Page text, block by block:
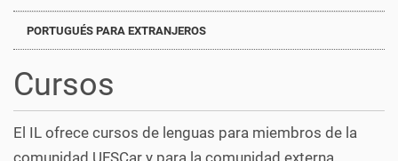
PORTUGUÉS PARA EXTRANJEROS
Cursos
El IL ofrece cursos de lenguas para miembros de la
comunidad UFSCar y para la comunidad externa,